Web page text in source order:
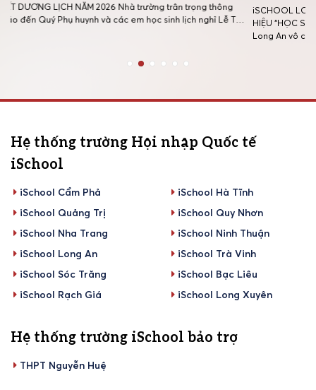
trường trân trọng thông
em học sinh lịch nghỉ Lễ Tết
iSCHOOL LONG AN VINH DANH HỌC SINH
HIỆU “HỌC SINH 3 TỐT” CẤP TỈNH NĂM
Long An vô cùng tự hào vinh danh 4 học
tuyên dương do Tỉnh đoàn Tây Ninh tổ […]
Hệ thống trường Hội nhập Quốc tế
iSchool
iSchool Cẩm Phả
iSchool Hà Tĩnh
iSchool Quảng Trị
iSchool Quy Nhơn
iSchool Nha Trang
iSchool Ninh Thuận
iSchool Long An
iSchool Trà Vinh
iSchool Sóc Trăng
iSchool Bạc Liêu
iSchool Rạch Giá
iSchool Long Xuyên
Hệ thống trường iSchool bảo trợ
THPT Nguyễn Huệ